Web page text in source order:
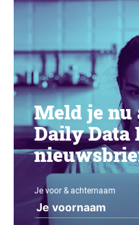
Meld je nu
Daily Data
Je voor & achternaam